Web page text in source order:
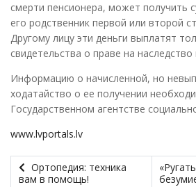
смерти пенсионера, может получить
его родственник первой или второй
Другому лицу эти деньги выплатят
свидетельства о праве на
Информацию о начисленной, но
ходатайство о ее получении
Государственном агентстве
www.lvportals.lv
Ортопедия: техника
вам в помощь!